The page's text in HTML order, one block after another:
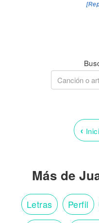
‹
Más de
Letras Perfil